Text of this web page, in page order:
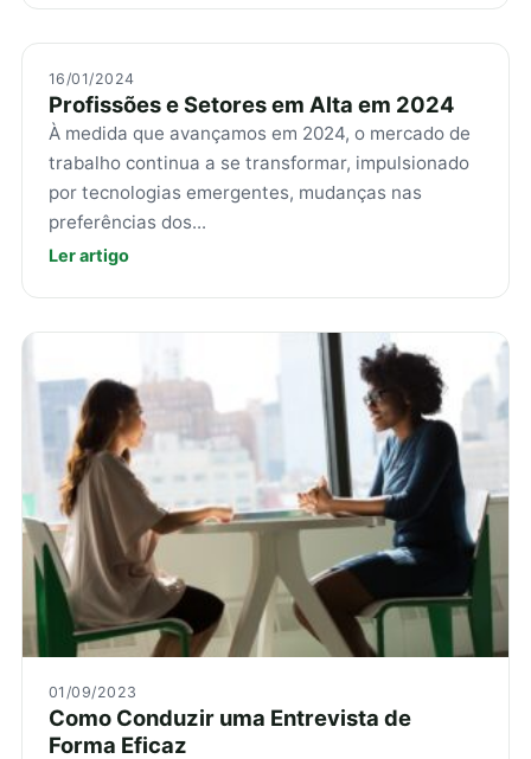
16/01/2024
Profissões e Setores em Alta em 2024
À medida que avançamos em 2024, o mercado de
trabalho continua a se transformar, impulsionado
por tecnologias emergentes, mudanças nas
preferências dos...
Ler artigo
01/09/2023
Como Conduzir uma Entrevista de
Forma Eficaz